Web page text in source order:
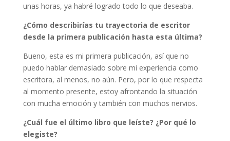
unas horas, ya habré logrado todo lo que deseaba.
¿Cómo describirías tu trayectoria de escritor
desde la primera publicación hasta esta última?
Bueno, esta es mi primera publicación, así que no
puedo hablar demasiado sobre mi experiencia como
escritora, al menos, no aún. Pero, por lo que respecta
al momento presente, estoy afrontando la situación
con mucha emoción y también con muchos nervios.
¿Cuál fue el último libro que leíste? ¿Por qué lo
elegiste?